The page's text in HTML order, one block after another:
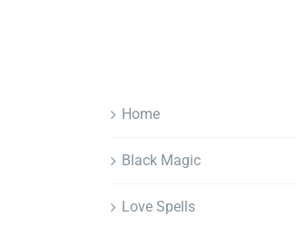
Home
Black Magic
Love Spells